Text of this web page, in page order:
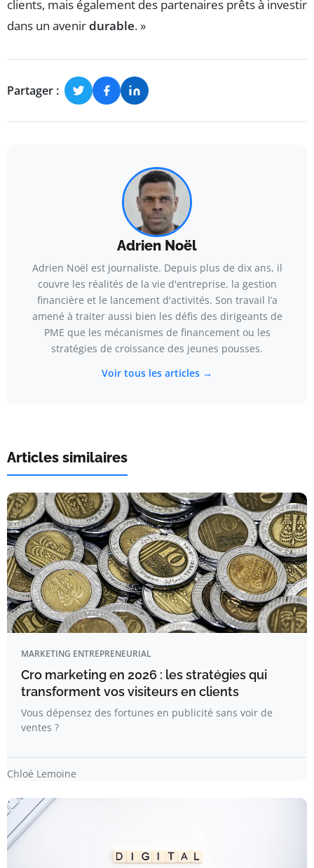
clients, mais également des partenaires prêts à investir
dans un avenirdurable. »
Partager :
Adrien Noël
Adrien Noël est journaliste. Depuis plus de dix ans, il
couvre les réalités de la vie d'entreprise, la gestion
financière et le lancement d'activités. Son travail l’a
amené à traiter aussi bien les défis des dirigeants de
PME que les mécanismes de financement ou les
stratégies de croissance des jeunes pousses.
Voir tous les articles →
Articles similaires
MARKETING ENTREPRENEURIAL
Cro marketing en 2026 : les stratégies qui
transforment vos visiteurs en clients
Vous dépensez des fortunes en publicité sans voir de
ventes ?
Chloé Lemoine